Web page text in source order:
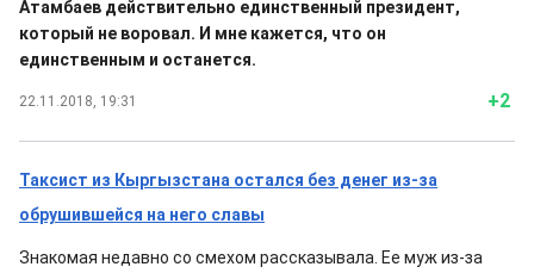
Атамбаев действительно единственный президент,
который не воровал. И мне кажется, что он
единственным и останется.
22.11.2018, 19:31 +2
Таксист из Кыргызстана остался без денег из-за
обрушившейся на него славы
Знакомая недавно со смехом рассказывала. Ее муж из-за